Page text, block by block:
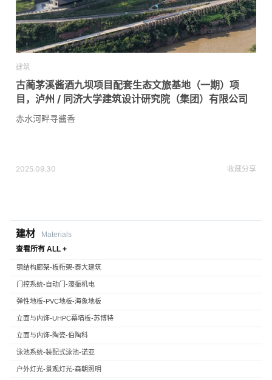
建筑
古蔺茅溪酱酒九坝项目配套生态文旅基地（一期）项
目，泸州 / 同济大学建筑设计研究院（集团）有限公司
赤水河畔寻酱香
2025.09.30 收藏分享
建材
Materials
查看所有 ALL +
钢结构廊架-板桁架-泰大建筑
门控系统-自动门-濠振机电
弹性地板-PVC地板-海象地板
立面与内饰-UHPC幕墙板-苏博特
立面与内饰-陶瓷-伯陶科
泳池系统-装配式泳池-诺亚
户外灯光-景观灯光-森朝照明